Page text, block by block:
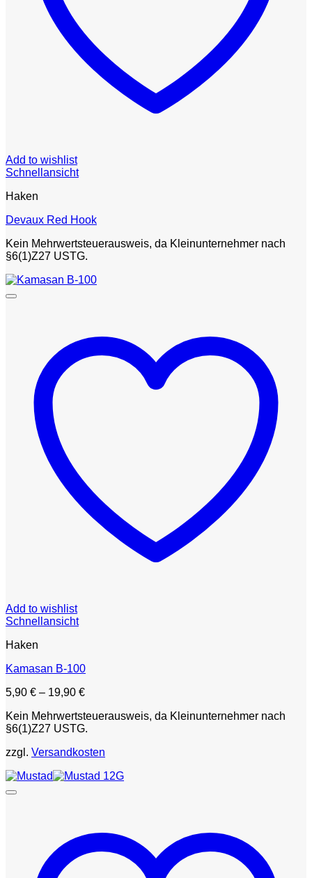
Add to wishlist
Schnellansicht
Haken
Devaux Red Hook
Kein Mehrwertsteuerausweis, da Kleinunternehmer nach
§6(1)Z27 USTG.
Add to wishlist
Schnellansicht
Haken
Kamasan B-100
5,90 € – 19,90 €
Kein Mehrwertsteuerausweis, da Kleinunternehmer nach
§6(1)Z27 USTG.
zzgl. Versandkosten